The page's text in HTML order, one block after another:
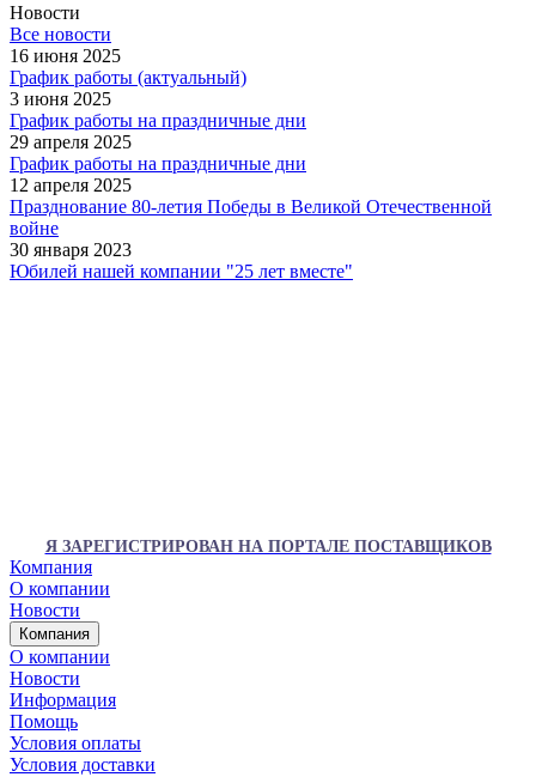
Новости
Все новости
16 июня 2025
График работы (актуальный)
3 июня 2025
График работы на праздничные дни
29 апреля 2025
График работы на праздничные дни
12 апреля 2025
Празднование 80-летия Победы в Великой Отечественной
войне
30 января 2023
Юбилей нашей компании "25 лет вместе"
Я ЗАРЕГИСТРИРОВАН НА ПОРТАЛЕ ПОСТАВЩИКОВ
Компания
О компании
Новости
Компания
О компании
Новости
Информация
Помощь
Условия оплаты
Условия доставки